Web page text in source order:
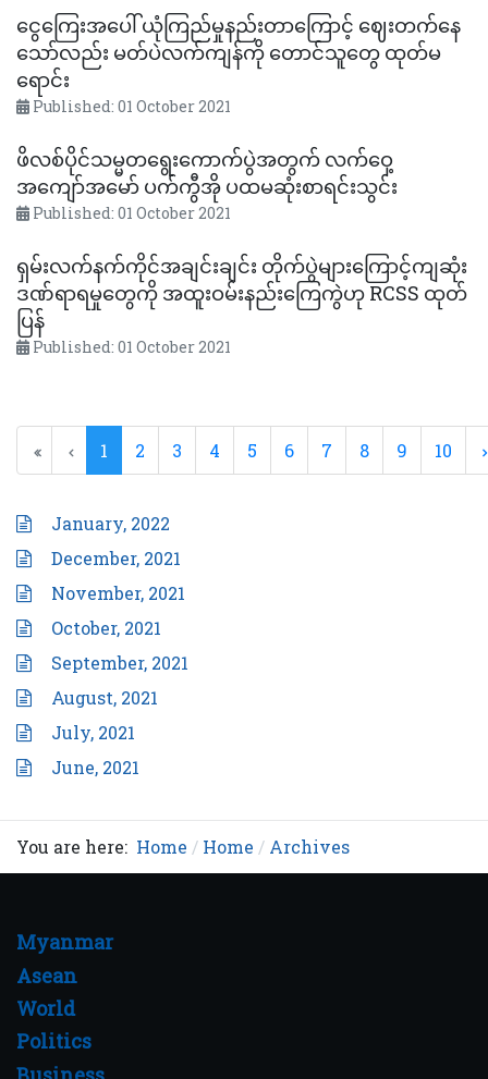
ငွေကြေးအပေါ် ယုံကြည်မှုနည်းတာကြောင့် ဈေးတက်နေ
သော်လည်း မတ်ပဲလက်ကျန်ကို တောင်သူတွေ ထုတ်မ
ရောင်း
Published: 01 October 2021
ဖိလစ်ပိုင်သမ္မတရွေးကောက်ပွဲအတွက် လက်ဝှေ့
အကျော်အမော် ပက်ကွီအို ပထမဆုံးစာရင်းသွင်း
Published: 01 October 2021
ရှမ်းလက်နက်ကိုင်အချင်းချင်း တိုက်ပွဲများကြောင့်ကျဆုံး
ဒဏ်ရာရမှုတွေကို အထူးဝမ်းနည်းကြေကွဲဟု RCSS ထုတ်
ပြန်
Published: 01 October 2021
1 2 3 4 5 6 7 8 9 10
January, 2022
December, 2021
November, 2021
October, 2021
September, 2021
August, 2021
July, 2021
June, 2021
You are here: Home Home Archives
Myanmar
Asean
World
Politics